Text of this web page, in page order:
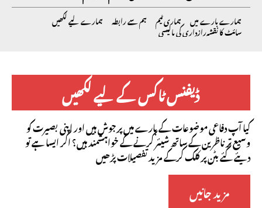
ہمارے بارے میں ہماری ٹیم ہم سے رابطہ ہمارے لیے لکھیں
سائٹ کا نقشہرازداری کی پالیسی
ڈیفنس ٹاکس کے لیے لکھیں
کیا آپ دفاعی موضوعات کے بارے میں پرجوش ہیں اور اپنی بصیرت کو
وسیع تر ناظرین کے ساتھ شیئر کرنے کے خواہشمند ہیں؟ اگر ایسا ہے تو
دیئے گئے بٹن پر کلک کرکے مزید تفصیلات پڑھیں
مزید جانیں